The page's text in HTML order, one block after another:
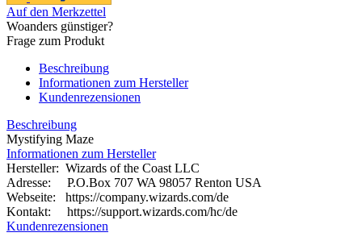
Auf den Merkzettel
Woanders günstiger?
Frage zum Produkt
Beschreibung
Informationen zum Hersteller
Kundenrezensionen
Beschreibung
Mystifying Maze
Informationen zum Hersteller
Hersteller: Wizards of the Coast LLC
Adresse: P.O.Box 707 WA 98057 Renton USA
Webseite:
https://company.wizards.com/de
Kontakt: https://support.wizards.com/hc/de
Kundenrezensionen